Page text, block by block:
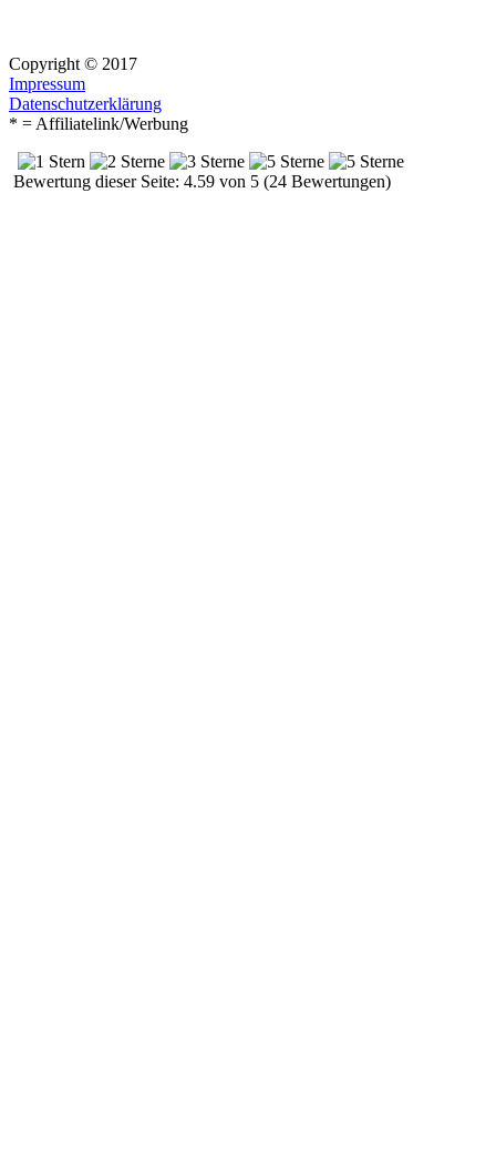
Copyright © 2017
Impressum
Datenschutzerklärung
* = Affiliatelink/Werbung
Bewertung dieser Seite: 4.59 von 5 (24 Bewertungen)